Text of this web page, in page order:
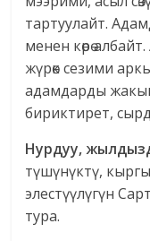
тартуулайт.
менен көрө
жүрөк сезими
адамдарды
бириктирет,
Нурдуу,
түшүнүктү,
элестүүлүгүн
тура.